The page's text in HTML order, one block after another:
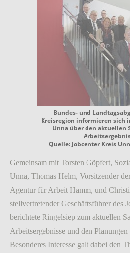
Bundes- und
Kreisregion informieren sich
Unna über den aktuellen
Quelle: Jobcenter Kreis
Gemeinsam mit Torsten Göpfert,
Unna, Thomas Helm, Vorsitzender
Agentur für Arbeit Hamm, und
stellvertretender Geschäftsführer des
berichtete Ringelsiep zum aktuellen
Arbeitsergebnisse und den
Besonderes Interesse galt dabei den